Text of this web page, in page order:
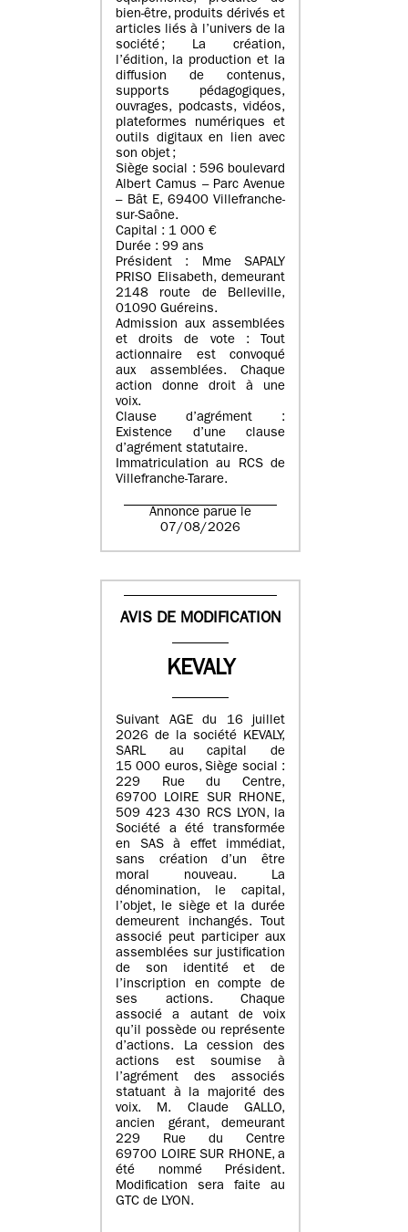
bien-être, produits dérivés et
articles liés à l’univers de la
société ; La création,
l’édition, la production et la
diffusion de contenus,
supports pédagogiques,
ouvrages, podcasts, vidéos,
plateformes numériques et
outils digitaux en lien avec
son objet ;
Siège social : 596 boulevard
Albert Camus – Parc Avenue
– Bât E, 69400 Villefranche-
sur-Saône.
Capital : 1 000 €
Durée : 99 ans
Président : Mme SAPALY
PRISO Elisabeth, demeurant
2148 route de Belleville,
01090 Guéreins.
Admission aux assemblées
et droits de vote : Tout
actionnaire est convoqué
aux assemblées. Chaque
action donne droit à une
voix.
Clause d’agrément :
Existence d’une clause
d’agrément statutaire.
Immatriculation au RCS de
Villefranche-Tarare.
Annonce parue le
07/08/2026
AVIS DE MODIFICATION
KEVALY
Suivant AGE du 16 juillet
2026 de la société KEVALY,
SARL au capital de
15 000 euros, Siège social :
229 Rue du Centre,
69700 LOIRE SUR RHONE,
509 423 430 RCS LYON, la
Société a été transformée
en SAS à effet immédiat,
sans création d’un être
moral nouveau. La
dénomination, le capital,
l’objet, le siège et la durée
demeurent inchangés. Tout
associé peut participer aux
assemblées sur justification
de son identité et de
l’inscription en compte de
ses actions. Chaque
associé a autant de voix
qu’il possède ou représente
d’actions. La cession des
actions est soumise à
l’agrément des associés
statuant à la majorité des
voix. M. Claude GALLO,
ancien gérant, demeurant
229 Rue du Centre
69700 LOIRE SUR RHONE, a
été nommé Président.
Modification sera faite au
GTC de LYON.